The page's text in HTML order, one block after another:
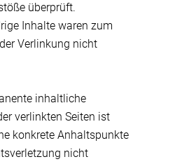
überprüft.
Inhalte waren zum
Verlinkung nicht
inhaltliche
verlinkten Seiten ist
konkrete Anhaltspunkte
nicht